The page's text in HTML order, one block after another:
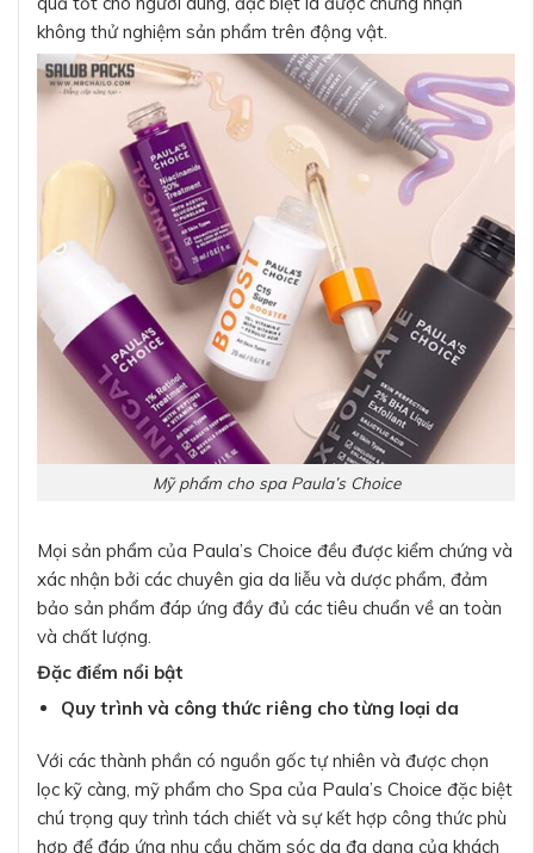
không thử nghiệm sản phẩm trên động vật.
Mỹ phẩm cho spa Paula’s Choice
Mọi sản phẩm của Paula’s Choice đều được kiểm chứng và
xác nhận bởi các chuyên gia da liễu và dược phẩm, đảm
bảo sản phẩm đáp ứng đầy đủ các tiêu chuẩn về an toàn
và chất lượng.
Đặc điểm nổi bật
Quy trình và công thức riêng cho từng loại da
Với các thành phần có nguồn gốc tự nhiên và được chọn
lọc kỹ càng, mỹ phẩm cho Spa của Paula’s Choice đặc biệt
chú trọng quy trình tách chiết và sự kết hợp công thức phù
hợp để đáp ứng nhu cầu chăm sóc da đa dạng của khách